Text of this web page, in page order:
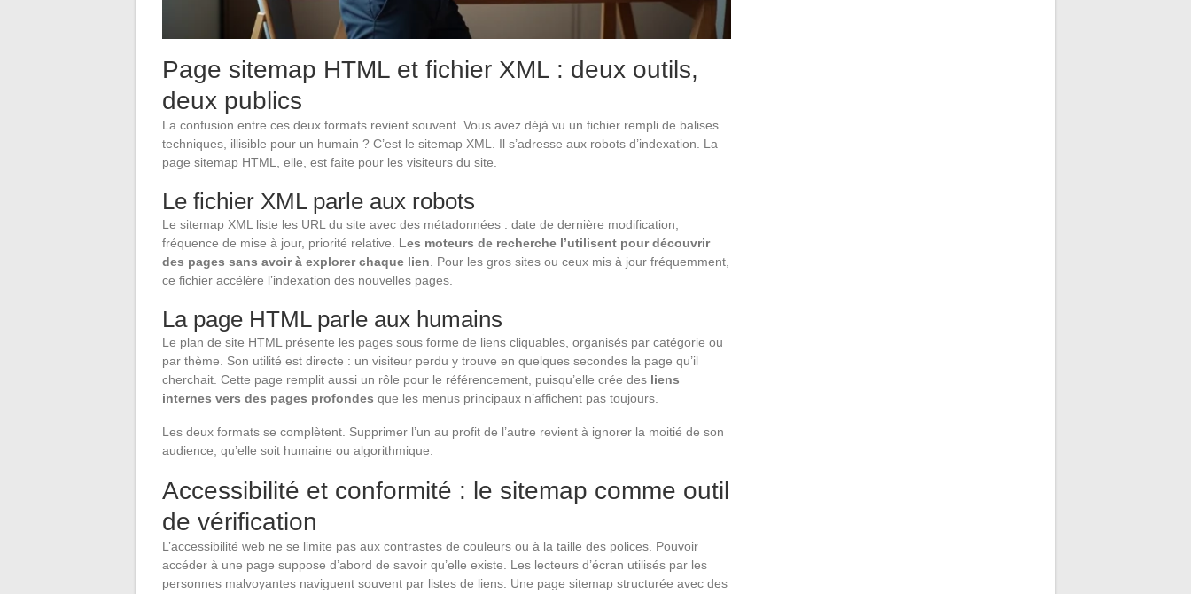
Page sitemap HTML et fichier XML : deux outils,
deux publics
La confusion entre ces deux formats revient souvent. Vous avez déjà vu un fichier rempli de balises
techniques, illisible pour un humain ? C’est le sitemap XML. Il s’adresse aux robots d’indexation. La
page sitemap HTML, elle, est faite pour les visiteurs du site.
Le fichier XML parle aux robots
Le sitemap XML liste les URL du site avec des métadonnées : date de dernière modification,
fréquence de mise à jour, priorité relative. Les moteurs de recherche l’utilisent pour découvrir
des pages sans avoir à explorer chaque lien. Pour les gros sites ou ceux mis à jour fréquemment,
ce fichier accélère l’indexation des nouvelles pages.
La page HTML parle aux humains
Le plan de site HTML présente les pages sous forme de liens cliquables, organisés par catégorie ou
par thème. Son utilité est directe : un visiteur perdu y trouve en quelques secondes la page qu’il
cherchait. Cette page remplit aussi un rôle pour le référencement, puisqu’elle crée des liens
internes vers des pages profondes que les menus principaux n’affichent pas toujours.
Les deux formats se complètent. Supprimer l’un au profit de l’autre revient à ignorer la moitié de son
audience, qu’elle soit humaine ou algorithmique.
Accessibilité et conformité : le sitemap comme outil
de vérification
L’accessibilité web ne se limite pas aux contrastes de couleurs ou à la taille des polices. Pouvoir
accéder à une page suppose d’abord de savoir qu’elle existe. Les lecteurs d’écran utilisés par les
personnes malvoyantes naviguent souvent par listes de liens. Une page sitemap structurée avec des